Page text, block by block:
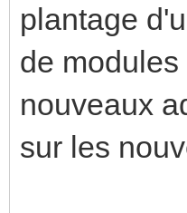
plantage
de
nouveaux
sur les